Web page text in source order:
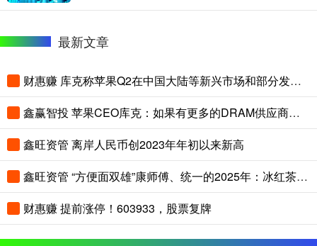
最新文章
财惠赚 库克称苹果Q2在中国大陆等新兴市场和部分发达市场打破纪录，公司股价盘后跌幅仍然扩大至5%
鑫赢智投 苹果CEO库克：如果有更多的DRAM供应商，那将是件好事
鑫旺资管 离岸人民币创2023年年初以来新高
鑫旺资管 “方便面双雄”康师傅、统一的2025年：冰红茶大本营被“围剿”，饮料一哥丢了，方便面却越贵越香
财惠赚 提前涨停！603933，股票复牌